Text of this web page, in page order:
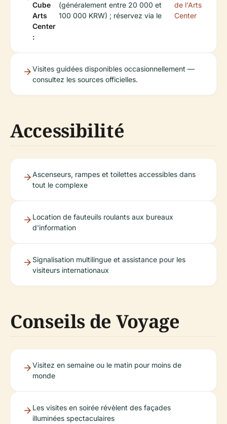
Cube
Arts
Center
:
(généralement entre 20 000 et
100 000 KRW) ; réservez via le
de l'Arts
Center
Visites guidées disponibles occasionnellement —
consultez les sources officielles.
Accessibilité
Ascenseurs, rampes et toilettes accessibles dans
tout le complexe
Location de fauteuils roulants aux bureaux
d'information
Signalisation multilingue et assistance pour les
visiteurs internationaux
Conseils de Voyage
Visitez en semaine ou le matin pour moins de
monde
Les visites en soirée révèlent des façades
illuminées spectaculaires